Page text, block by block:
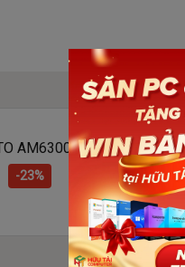
AM6300 MAX BLACK ( VÔ
-23%